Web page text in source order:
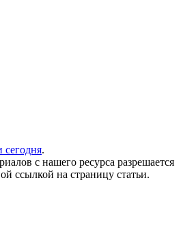
сегодня.
с нашего ресурса разрешается
ссылкой на страницу статьи.